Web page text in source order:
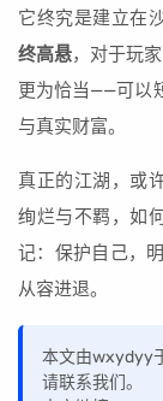
它终究是建立在
终高悬，对于玩
更为恰当——可以
与真实财富。
真正的江湖，或
绚烂与不羁，如
记：保护自己，
从容进退。
本文由wxydyy
请联系我们。